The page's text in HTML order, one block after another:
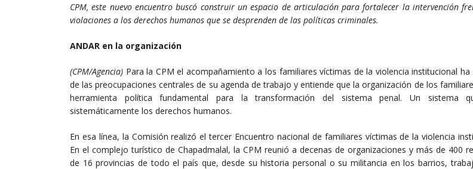
CPM, este nuevo encuentro buscó construir un espacio de articulación para fortalecer la intervención
violaciones a los derechos humanos que se desprenden de las políticas criminales.
ANDAR en la organización
(CPM/Agencia) Para la CPM el acompañamiento a los familiares víctimas de la violencia institucional ha
de las preocupaciones centrales de su agenda de trabajo y entiende que la organización de los
herramienta política fundamental para la transformación del sistema penal. Un sistema
sistemáticamente los derechos humanos.
En esa línea, la Comisión realizó el tercer Encuentro nacional de familiares víctimas de la violencia
En el complejo turístico de Chapadmalal, la CPM reunió a decenas de organizaciones y más de 400
de 16 provincias de todo el país que, desde su historia personal o su militancia en los barrios,